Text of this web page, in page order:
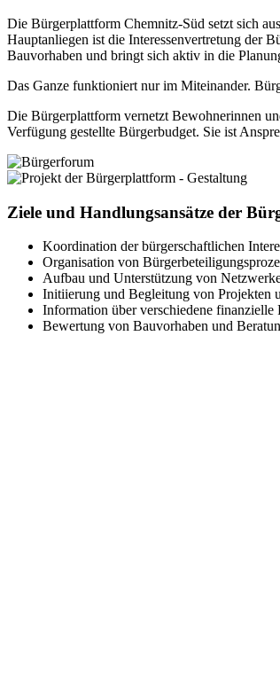
Die Bürgerplattform Chemnitz-Süd setzt sich
Hauptanliegen ist die Interessenvertretung der
Bauvorhaben und bringt sich aktiv in die
Das Ganze funktioniert nur im Miteinander.
Die Bürgerplattform vernetzt Bewohnerinnen
Verfügung gestellte Bürgerbudget. Sie ist
Ziele und Handlungsansätze der
Koordination der bürgerschaftlichen
Organisation von
Aufbau und Unterstützung von
Initiierung und Begleitung von Projekten
Information über verschiedene
Bewertung von Bauvorhaben und